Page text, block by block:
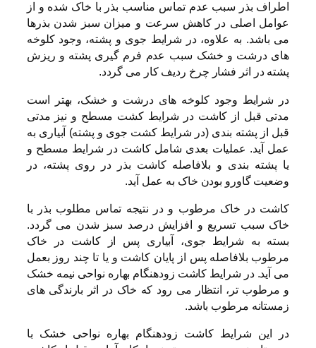
اطراف بذر سبب عدم تماس مناسب بذر با خاک شده و از
عوامل اصلی در کاهش سرعت و میزان سبز شدن بذرها
می باشد. به علاوه، در شرایط جوی و پشته، وجود کلوخه
های درشت و خشک سبب عدم فرم گیری پشته و ریزش
پشته در اثر فشار چرخ ردیف کار می گردد.
در شرایط وجود کلوخه های درشت و خشک، بهتر است
مدتی قبل از کاشت در شرایط کشت مسطح و نیز مدتی
قبل از پشته بندی (در شرایط کشت جوی و پشته) آبیاری به
عمل آید. عملیات بعدی شامل کاشت در شرایط مسطح و
یا پشته بندی و بلافاصله کاشت بذر در روی پشته، در
وضعیت گاورو بودن خاک به عمل آید.
کاشت در خاک مرطوب و در نتیجه تماس مطلوب بذر با
خاک سبب تسریع و افزایش درصد سبز شدن می گردد.
بسته به شرایط جوی، آبیاری پس از کاشت در خاک
مرطوب بلافاصله پس از پایان کاشت و یا تا چند روز بعمل
می آید. در شرایط کاشت زودهنگام بهاره نواحی نیمه خشک
و مرطوب تر، انتظار می رود که خاک در اثر بارندگی های
زمستانه مرطوب باشد.
در این شرایط کاشت زودهنگام بهاره نواحی خشک با